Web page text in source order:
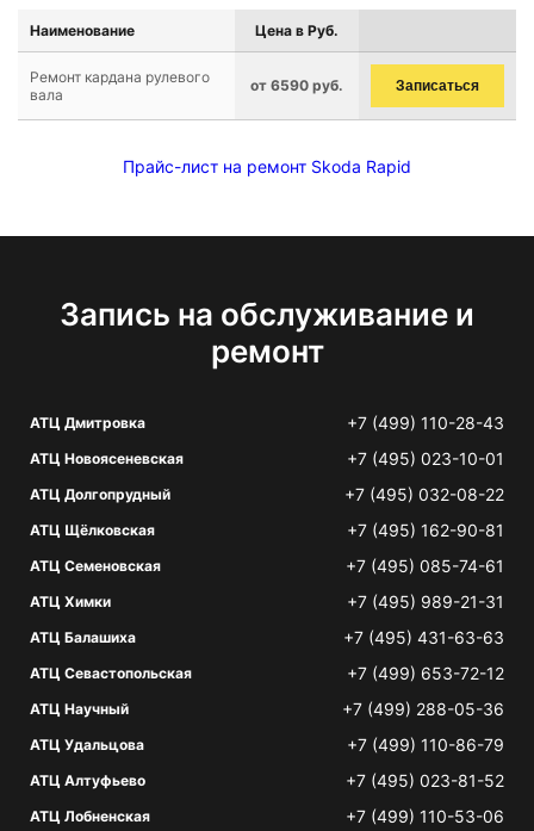
Наименование Цена в Руб.
Ремонт кардана рулевого
вала
от 6590 руб. Записаться
Прайс-лист на ремонт Skoda Rapid
Запись на обслуживание и
ремонт
АТЦ Дмитровка +7 (499) 110-28-43
АТЦ Новоясеневская +7 (495) 023-10-01
АТЦ Долгопрудный +7 (495) 032-08-22
АТЦ Щёлковская +7 (495) 162-90-81
АТЦ Семеновская +7 (495) 085-74-61
АТЦ Химки +7 (495) 989-21-31
АТЦ Балашиха +7 (495) 431-63-63
АТЦ Севастопольская +7 (499) 653-72-12
АТЦ Научный +7 (499) 288-05-36
АТЦ Удальцова +7 (499) 110-86-79
АТЦ Алтуфьево +7 (495) 023-81-52
АТЦ Лобненская +7 (499) 110-53-06